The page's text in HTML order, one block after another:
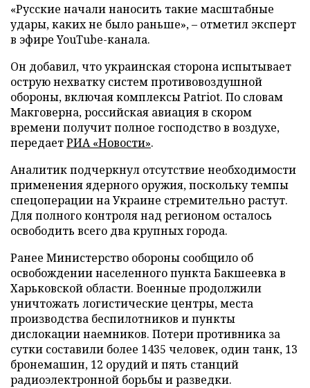
«Русские начали наносить такие масштабные
удары, каких не было раньше», – отметил эксперт
в эфире YouTube-канала.
Он добавил, что украинская сторона испытывает
острую нехватку систем противовоздушной
обороны, включая комплексы Patriot. По словам
Макговерна, российская авиация в скором
времени получит полное господство в воздухе,
передаетРИА «Новости».
Аналитик подчеркнул отсутствие необходимости
применения ядерного оружия, поскольку темпы
спецоперации на Украине стремительно растут.
Для полного контроля над регионом осталось
освободить всего два крупных города.
Ранее Министерство обороны сообщило об
освобождении населенного пункта Бакшеевка в
Харьковской области. Военные продолжили
уничтожать логистические центры, места
производства беспилотников и пункты
дислокации наемников. Потери противника за
сутки составили более 1435 человек, один танк, 13
бронемашин, 12 орудий и пять станций
радиоэлектронной борьбы и разведки.